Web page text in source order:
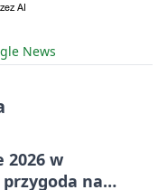
News
2026 w
na